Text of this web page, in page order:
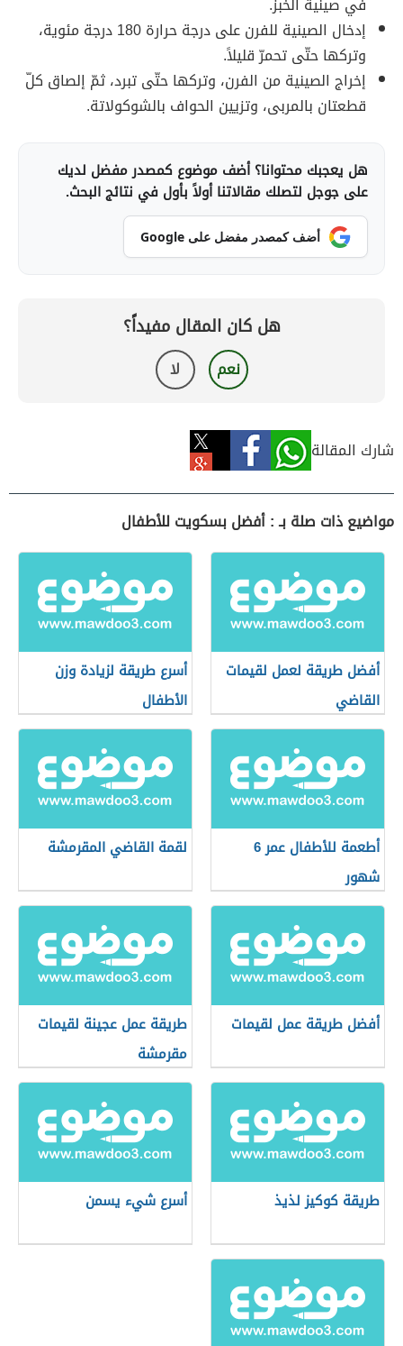
إدخال الصينية للفرن على درجة حرارة 180 درجة مئوية،
وتركها حتّى تحمرّ قليلاً.
إخراج الصينية من الفرن، وتركها حتّى تبرد، ثمّ إلصاق كلّ
قطعتان بالمربى، وتزيين الحواف بالشوكولاتة.
هل يعجبك محتوانا؟ أضف موضوع كمصدر مفضل لديك
على جوجل لتصلك مقالاتنا أولاً بأول في نتائج البحث.
أضف كمصدر مفضل على Google
هل كان المقال مفيداً؟
نعم لا
شارك المقالة
مواضيع ذات صلة بـ : أفضل بسكويت للأطفال
أفضل طريقة لعمل لقيمات
القاضي
أسرع طريقة لزيادة وزن
الأطفال
أطعمة للأطفال عمر 6
شهور
لقمة القاضي المقرمشة
أفضل طريقة عمل لقيمات
طريقة عمل عجينة لقيمات
مقرمشة
طريقة كوكيز لذيذ أسرع شيء يسمن